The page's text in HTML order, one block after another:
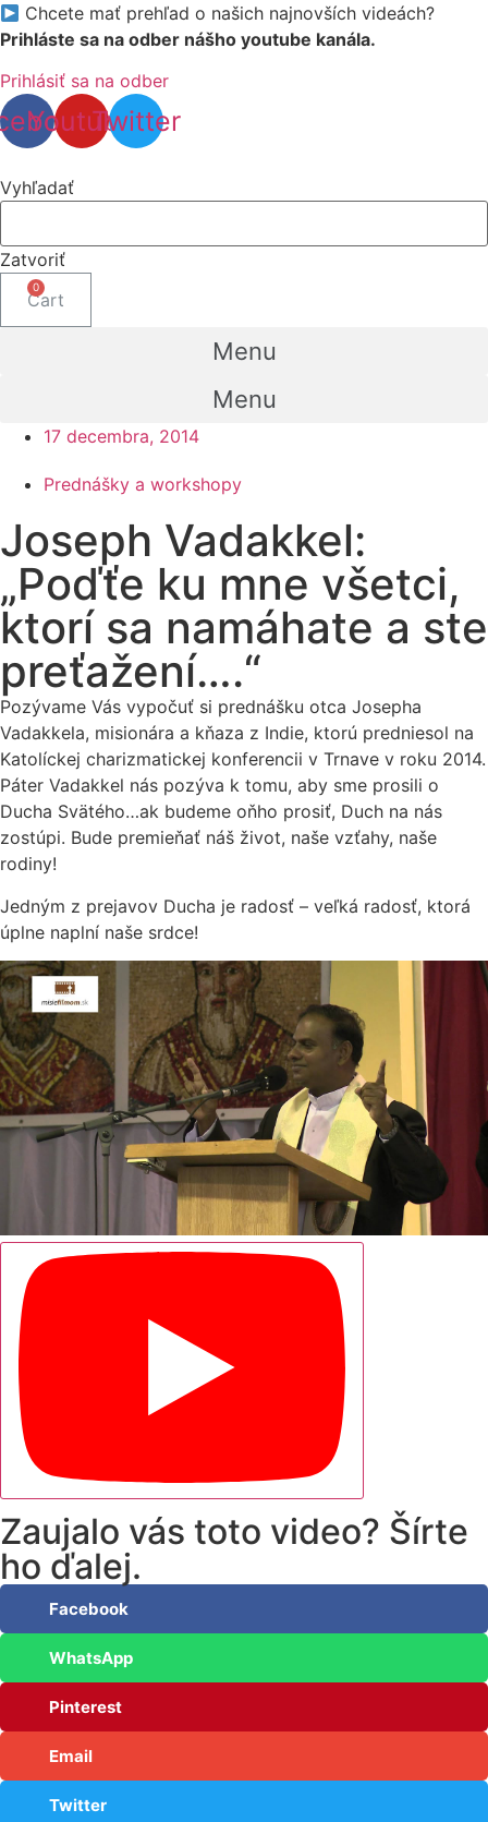
Chcete mať prehľad o našich najnovších videách?
Prihláste sa na odber nášho youtube kanála.
Prihlásiť sa na odber
YoutubeTwitter
Vyhľadať
Zatvoriť
Cart
Menu
Menu
17 decembra, 2014
Prednášky a workshopy
Joseph Vadakkel:
„Poďťe ku mne všetci,
ktorí sa namáhate a ste
preťažení….“
Pozývame Vás vypočuť si prednášku otca Josepha
Vadakkela, misionára a kňaza z Indie, ktorú predniesol na
Katolíckej charizmatickej konferencii v Trnave v roku 2014.
Páter Vadakkel nás pozýva k tomu, aby sme prosili o
Ducha Svätého…ak budeme oňho prosiť, Duch na nás
zostúpi. Bude premieňať náš život, naše vzťahy, naše
rodiny!
Jedným z prejavov Ducha je radosť – veľká radosť, ktorá
úplne naplní naše srdce!
Zaujalo vás toto video? Šírte
ho ďalej.
Facebook
WhatsApp
Pinterest
Email
Twitter